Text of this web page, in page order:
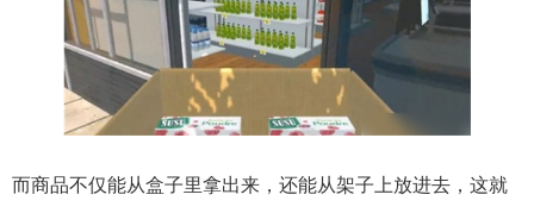
而商品不仅能从盒子里拿出来，还能从架子上放进去，这就